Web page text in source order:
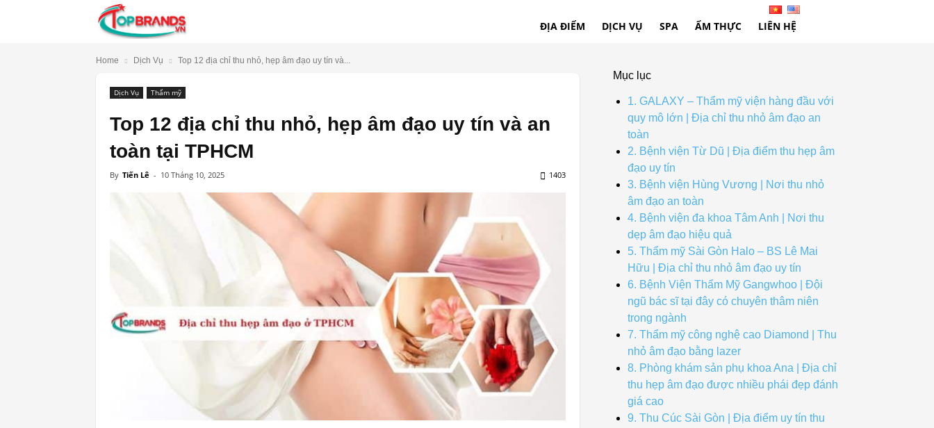
ĐỊA ĐIỂM DỊCH VỤ SPA ẨM THỰC LIÊN HỆ
Home Dịch Vụ Top 12 địa chỉ thu nhỏ, hẹp âm đạo uy tín và...
Dịch Vụ Thẩm mỹ
Top 12 địa chỉ thu nhỏ, hẹp âm đạo uy tín và an
toàn tại TPHCM
By Tiến Lê - 10 Tháng 10, 2025 1403
Mục lục
1. GALAXY – Thẩm mỹ viện hàng đầu với
quy mô lớn | Địa chỉ thu nhỏ âm đạo an
toàn
2. Bệnh viện Từ Dũ | Địa điểm thu hẹp âm
đạo uy tín
3. Bệnh viện Hùng Vương | Nơi thu nhỏ
âm đạo an toàn
4. Bệnh viện đa khoa Tâm Anh | Nơi thu
dẹp âm đạo hiệu quả
5. Thẩm mỹ Sài Gòn Halo – BS Lê Mai
Hữu | Địa chỉ thu nhỏ âm đạo uy tín
6. Bệnh Viện Thẩm Mỹ Gangwhoo | Đội
ngũ bác sĩ tại đây có chuyên thâm niên
trong ngành
7. Thẩm mỹ công nghệ cao Diamond | Thu
nhỏ âm đạo bằng lazer
8. Phòng khám sản phụ khoa Ana | Địa chỉ
thu hẹp âm đạo được nhiều phái đẹp đánh
giá cao
9. Thu Cúc Sài Gòn | Địa điểm uy tín thu